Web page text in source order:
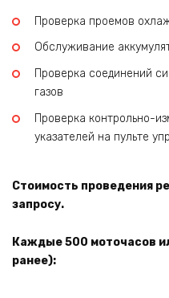
Проверка проемов
Обслуживание
Проверка соединений
газов
Проверка контрольно-
указателей на пульте
Стоимость проведения
запросу.
Каждые 500 моточасов
ранее):